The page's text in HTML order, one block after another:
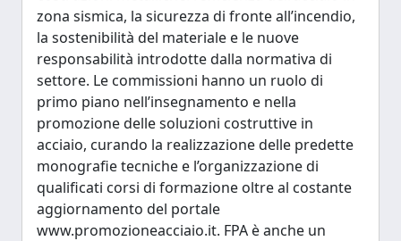
zona sismica, la sicurezza di fronte all’incendio,
la sostenibilità del materiale e le nuove
responsabilità introdotte dalla normativa di
settore. Le commissioni hanno un ruolo di
primo piano nell’insegnamento e nella
promozione delle soluzioni costruttive in
acciaio, curando la realizzazione delle predette
monografie tecniche e l’organizzazione di
qualificati corsi di formazione oltre al costante
aggiornamento del portale
www.promozioneacciaio.it. FPA è anche un